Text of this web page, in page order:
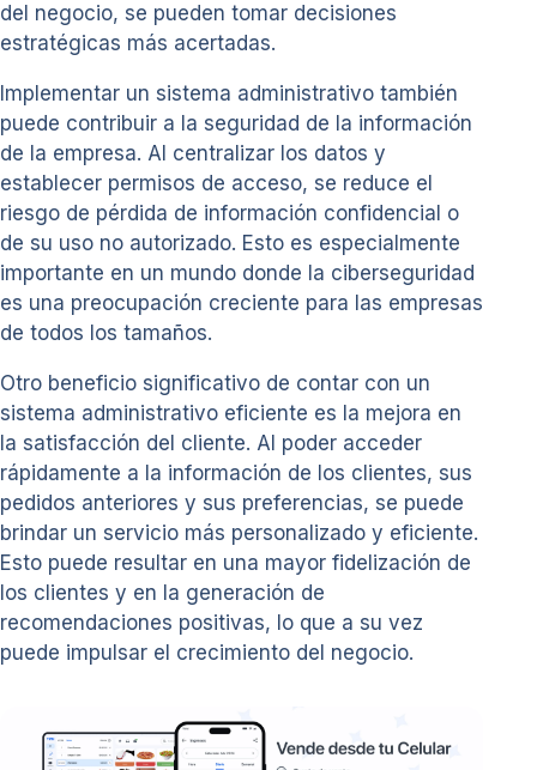
del negocio, se pueden tomar decisiones
estratégicas más acertadas.
Implementar un sistema administrativo también
puede contribuir a la seguridad de la información
de la empresa. Al centralizar los datos y
establecer permisos de acceso, se reduce el
riesgo de pérdida de información confidencial o
de su uso no autorizado. Esto es especialmente
importante en un mundo donde la ciberseguridad
es una preocupación creciente para las empresas
de todos los tamaños.
Otro beneficio significativo de contar con un
sistema administrativo eficiente es la mejora en
la satisfacción del cliente. Al poder acceder
rápidamente a la información de los clientes, sus
pedidos anteriores y sus preferencias, se puede
brindar un servicio más personalizado y eficiente.
Esto puede resultar en una mayor fidelización de
los clientes y en la generación de
recomendaciones positivas, lo que a su vez
puede impulsar el crecimiento del negocio.